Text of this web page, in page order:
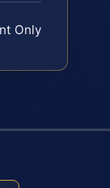
Only